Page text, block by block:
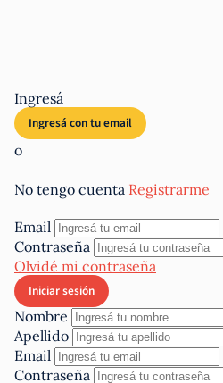
Ingresá
o
No tengo cuenta Registrarme
Email
Contraseña
Olvidé mi contraseña
Nombre
Apellido
Email
Contraseña